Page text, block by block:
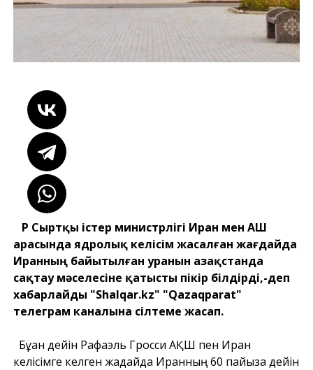
ҚР Сыртқы істер министрлігі Иран мен АҚШ
арасында ядролық келісім жасалған жағдайда
Иранның байытылған уранын Қазақстанда
сақтау мәселесіне қатысты пікір білдірді,-деп
хабарлайды "Shalqar.kz" "Qazaqparat"
телеграм каналына сілтеме жасап.
Бұған дейін Рафаэль Гросси АҚШ пен Иран
келісімге келген жағдайда Иранның 60 пайызға дейін